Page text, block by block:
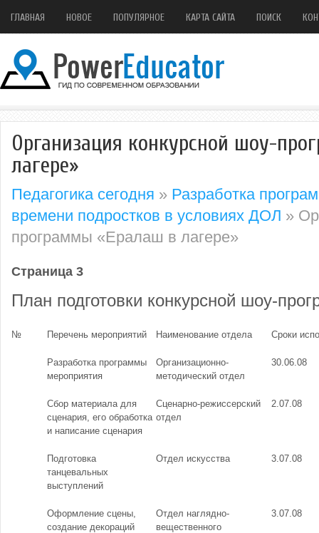
ГЛАВНАЯ НОВОЕ ПОПУЛЯРНОЕ КАРТА САЙТА ПОИСК
Организация конкурсной шоу-
лагере»
Педагогика сегодня » Разработка
времени подростков в условиях ДОЛ »
программы «Ералаш в лагере»
Страница 3
План подготовки конкурсной шоу-
№ Перечень мероприятий Наименование отдела Сроки
Разработка программы
мероприятия
Организационно-
методический отдел
30.06.08
Сбор материала для
сценария, его обработка
и написание сценария
Сценарно-режиссерский
отдел
2.07.08
Подготовка
танцевальных
выступлений
Отдел искусства 3.07.08
Оформление сцены,
создание декораций
Отдел наглядно-
вещественного
3.07.08